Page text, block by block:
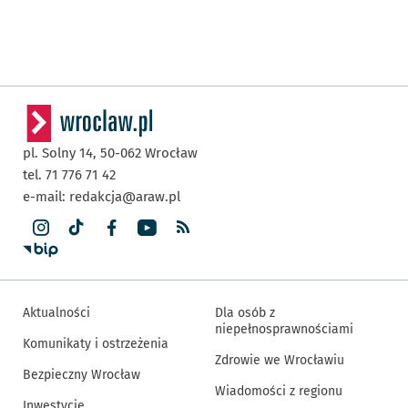
pl. Solny 14, 50-062 Wrocław
tel. 71 776 71 42
e-mail: redakcja@araw.pl
Aktualności
Komunikaty i ostrzeżenia
Bezpieczny Wrocław
Dla osób z
niepełnosprawnościami
Zdrowie we Wrocławiu
Wiadomości z regionu